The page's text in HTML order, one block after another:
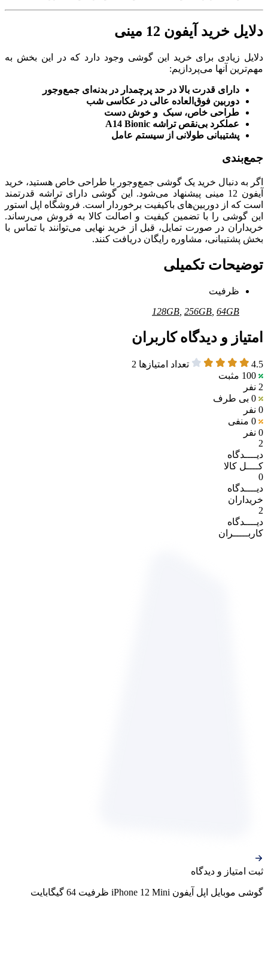
دلایل خرید آیفون 12 مینی
دلایل زیادی برای خرید این گوشی وجود دارد که در این بخش به
مهم‌ترین آنها می‌پردازیم:
دارای قدرت بالا در حد پرچمدار در بدنه‌ای جمع‌و‌جور
دوربین فوق‌العاده عالی در عکاسی شب
طراحی خاص، سبک و خوش دست
عملکرد بی‌نقص تراشه A14 Bionic
پشتیبانی طولانی از سیستم عامل
جمع‌بندی
اگر به دنبال خرید یک گوشی جمع‌و‌جور با طراحی خاص هستید، خرید
آیفون 12 مینی پیشنهاد می‌شود. این گوشی دارای تراشه قدرتمند
است که از دوربین‌های باکیفیت برخوردار است. فروشگاه اپل استور
این گوشی را با تضمین کیفیت و اصالت کالا به فروش می‌رساند.
خریداران در صورت تمایل، قبل از خرید نهایی می‌توانند با تماس با
بخش پشتیبانی، مشاوره رایگان دریافت کنند.
توضیحات تکمیلی
ظرفیت
128GB 256GB 64GB
امتیاز و دیدگاه کاربران
4.5 تعداد امتیازها 2
100 مثبت
2 نفر
0 بی طرف
0 نفر
0 منفی
0 نفر
2
دیــــدگاه
کــــل کالا
0
دیــــدگاه
خریداران
2
دیــــدگاه
کاربـــــران
ثبت‌ امتیاز‌ و‌ دیدگاه
گوشی موبایل اپل آیفون iPhone 12 Mini ظرفیت 64 گیگابایت